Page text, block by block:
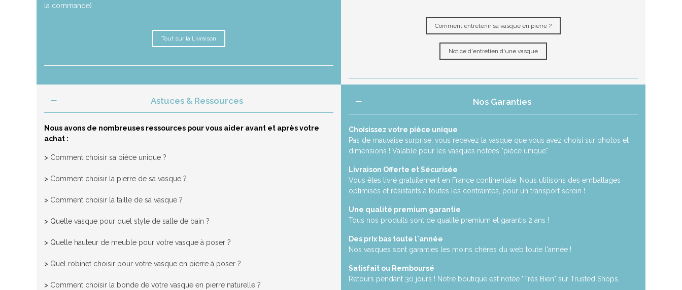
la commande)
Tout sur la Livraison
Comment entretenir sa vasque en pierre ?
Notice d'entretien d'une vasque
Astuces & Ressources
Nous avons de nombreuses ressources pour vous aider avant et après votre
achat :
> Comment choisir sa pièce unique ?
> Comment choisir la pierre de sa vasque ?
> Comment choisir la taille de sa vasque ?
> Quelle vasque pour quel style de salle de bain ?
> Quelle hauteur de meuble pour votre vasque à poser ?
> Quel robinet choisir pour votre vasque en pierre à poser ?
> Comment choisir la bonde de votre vasque en pierre naturelle ?
Nos Garanties
Choisissez votre pièce unique
Pas de mauvaise surprise, vous recevez la vasque que vous avez choisi sur photos et
dimensions ! Valable pour les vasques notées "pièce unique".
Livraison Offerte et Sécurisée
Vous êtes livré gratuitement en France continentale. Nous utilisons des emballages
optimisés et résistants à toutes les contraintes, pour un transport serein !
Une qualité premium garantie
Tous nos produits sont de qualité premium et garantis 2 ans !
Des prix bas toute l'année
Nos vasques sont garanties les moins chères du web toute l'année !
Satisfait ou Remboursé
Retours pendant 30 jours ! Notre boutique est notée "Très Bien" sur Trusted Shops.